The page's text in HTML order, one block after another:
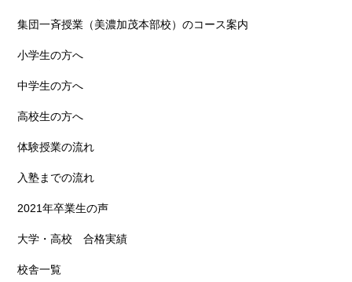
集団一斉授業（美濃加茂本部校）のコース案内
小学生の方へ
中学生の方へ
高校生の方へ
体験授業の流れ
入塾までの流れ
2021年卒業生の声
大学・高校 合格実績
校舎一覧